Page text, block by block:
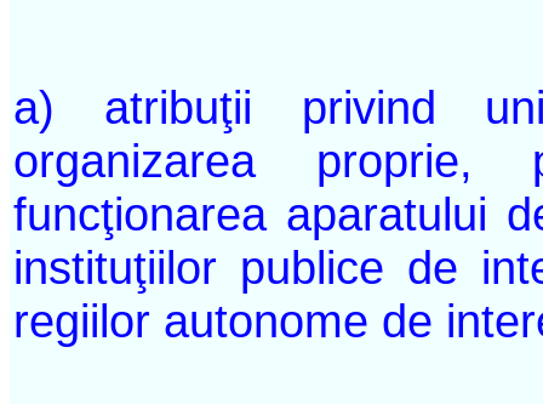
a) atribuţii privind
organizarea
funcţionarea aparatului
instituţiilor publice de
regiilor autonome de